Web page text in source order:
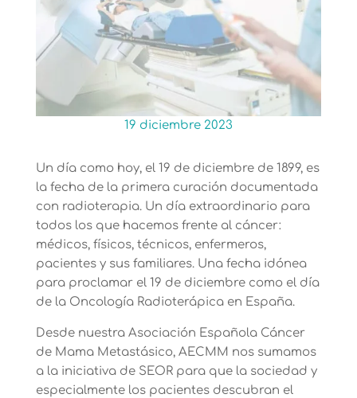
19 diciembre 2023
Un día como hoy, el 19 de diciembre de 1899, es
la fecha de la primera curación documentada
con radioterapia. Un día extraordinario para
todos los que hacemos frente al cáncer:
médicos, físicos, técnicos, enfermeros,
pacientes y sus familiares. Una fecha idónea
para proclamar el 19 de diciembre como el día
de la Oncología Radioterápica en España.
Desde nuestra Asociación Española Cáncer
de Mama Metastásico, AECMM nos sumamos
a la iniciativa de SEOR para que la sociedad y
especialmente los pacientes descubran el